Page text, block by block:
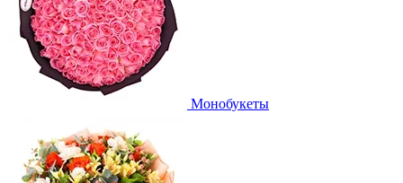
Монобукеты